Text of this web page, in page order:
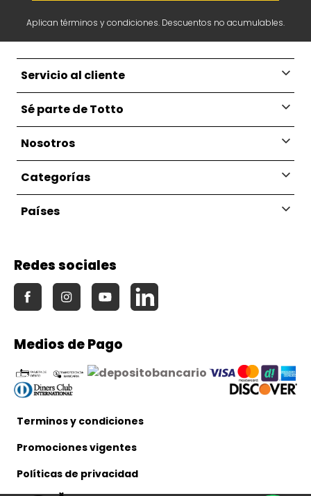
Aplican términos y condiciones. Descuentos no acumulables.
Servicio al cliente
Sé parte de Totto
Nosotros
Categorías
Países
Redes sociales
Medios de Pago
Terminos y condiciones
Promociones vigentes
Políticas de privacidad